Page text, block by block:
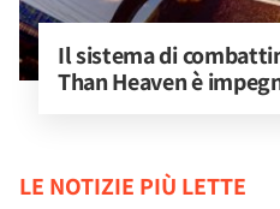
Il sistema di
Than Heaven è
LE NOTIZIE PIÙ LETTE